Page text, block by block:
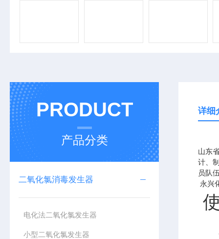
PRODUCT
产品分类
二氧化氯消毒发生器
电化法二氧化氯发生器
小型二氧化氯发生器
详细
山东
计、
员队
永兴